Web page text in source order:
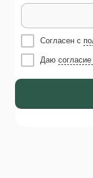
Согласен с
Даю